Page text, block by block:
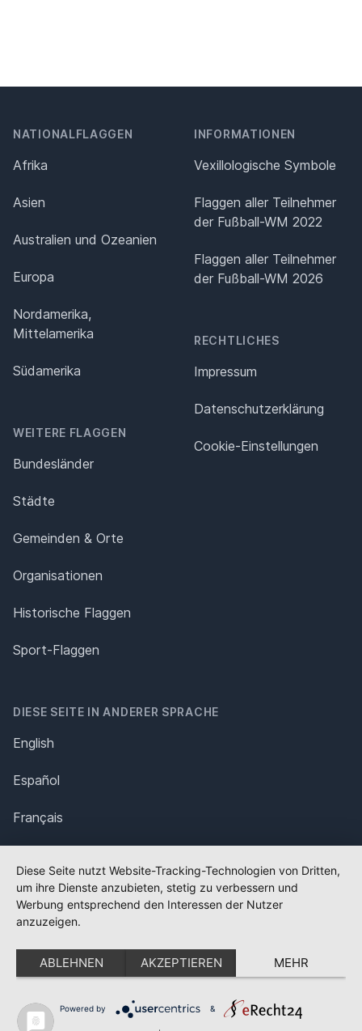
NATIONALFLAGGEN
Afrika
Asien
Australien und Ozeanien
Europa
Nordamerika,
Mittelamerika
Südamerika
WEITERE FLAGGEN
Bundesländer
Städte
Gemeinden & Orte
Organisationen
Historische Flaggen
Sport-Flaggen
INFORMATIONEN
Vexillologische Symbole
Flaggen aller Teilnehmer
der Fußball-WM 2022
Flaggen aller Teilnehmer
der Fußball-WM 2026
RECHTLICHES
Impressum
Datenschutz­erklärung
Cookie-Einstellungen
DIESE SEITE IN ANDERER SPRACHE
English
Español
Français
Polska
Português
Nederlands
Svenska
Diese Seite nutzt Website-Tracking-Technologien von Dritten,
um ihre Dienste anzubieten, stetig zu verbessern und
Werbung entsprechend den Interessen der Nutzer
anzuzeigen.
ABLEHNEN AKZEPTIEREN MEHR
Powered by &